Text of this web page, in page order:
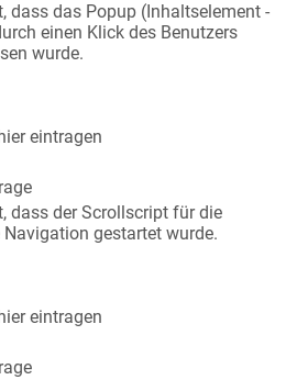
dass das Popup (Inhaltselement -
einen Klick des Benutzers
wurde.
eintragen
dass der Scrollscript für die
Navigation gestartet wurde.
eintragen